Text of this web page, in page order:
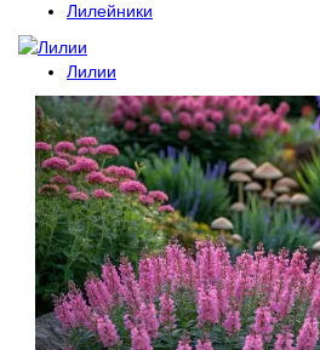
Лилейники
Лилии